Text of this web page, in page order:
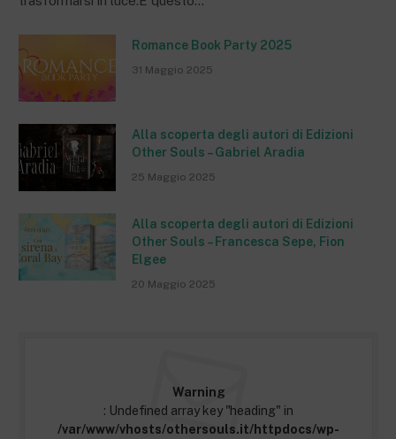
Romance Book Party 2025
31 Maggio 2025
Alla scoperta degli autori di Edizioni
Other Souls – Gabriel Aradia
25 Maggio 2025
Alla scoperta degli autori di Edizioni
Other Souls – Francesca Sepe, Fion
Elgee
20 Maggio 2025
Warning
: Undefined array key "heading" in
/var/www/vhosts/othersouls.it/httpdocs/wp-